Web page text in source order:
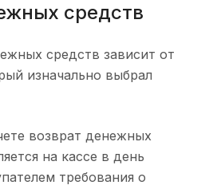
средств
средств зависит от
изначально выбрал
возврат денежных
на кассе в день
требования о